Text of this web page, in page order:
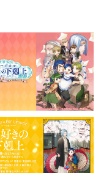
石のネックレ
った婚約魔石のネ
ーゼマインのために
イラストを元に丁寧